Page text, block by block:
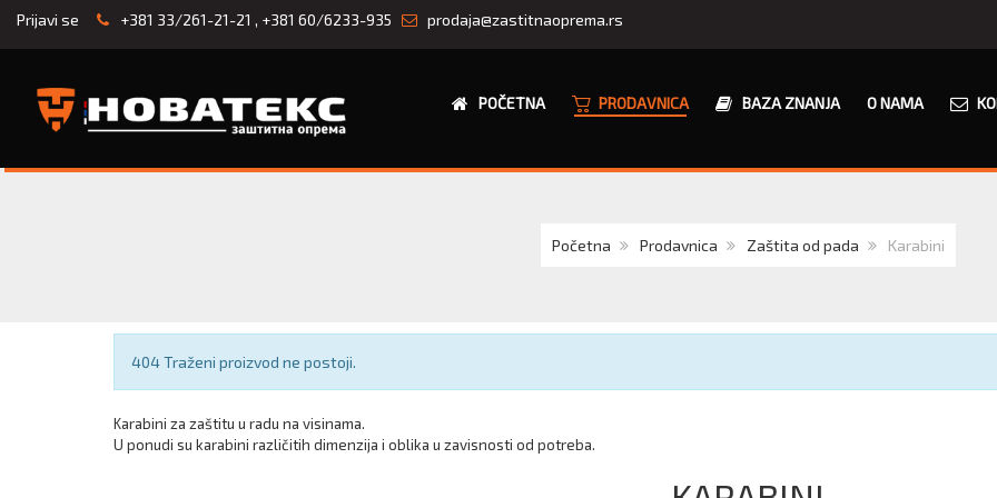
Prijavi se +381 33/261-21-21 , +381 60/6233-935 prodaja@zastitnaoprema.rs
POČETNA PRODAVNICA BAZA ZNANJA O NAMA
Početna Prodavnica Zaštita od pada Karabini
Obaveštenje
404 Traženi proizvod ne postoji.
Karabini za zaštitu u radu na visinama.
U ponudi su karabini različitih dimenzija i oblika u zavisnosti od potreba.